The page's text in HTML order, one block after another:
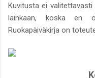
Kuvitusta ei valitettavasti
lainkaan, koska en
Ruokapäiväkirja on